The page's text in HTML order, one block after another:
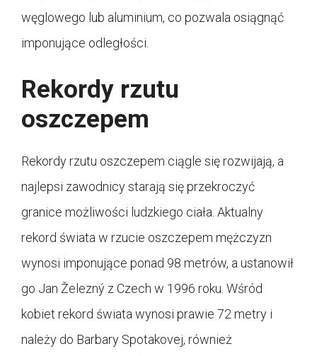
węglowego lub aluminium, co pozwala osiągnąć
imponujące odległości.
Rekordy rzutu
oszczepem
Rekordy rzutu oszczepem ciągle się rozwijają, a
najlepsi zawodnicy starają się przekroczyć
granice możliwości ludzkiego ciała. Aktualny
rekord świata w rzucie oszczepem mężczyzn
wynosi imponujące ponad 98 metrów, a ustanowił
go Jan Železný z Czech w 1996 roku. Wśród
kobiet rekord świata wynosi prawie 72 metry i
należy do Barbary Spotakovej, również